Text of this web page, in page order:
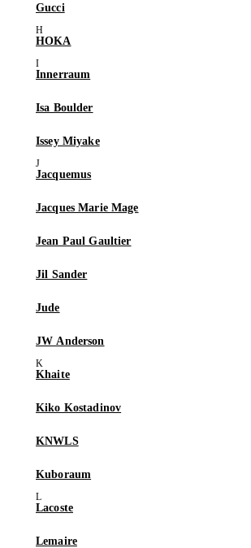
Gucci
HOKA
Innerraum
Isa Boulder
Issey Miyake
Jacquemus
Jacques Marie Mage
Jean Paul Gaultier
Jil Sander
Jude
JW Anderson
Khaite
Kiko Kostadinov
KNWLS
Kuboraum
Lacoste
Lemaire